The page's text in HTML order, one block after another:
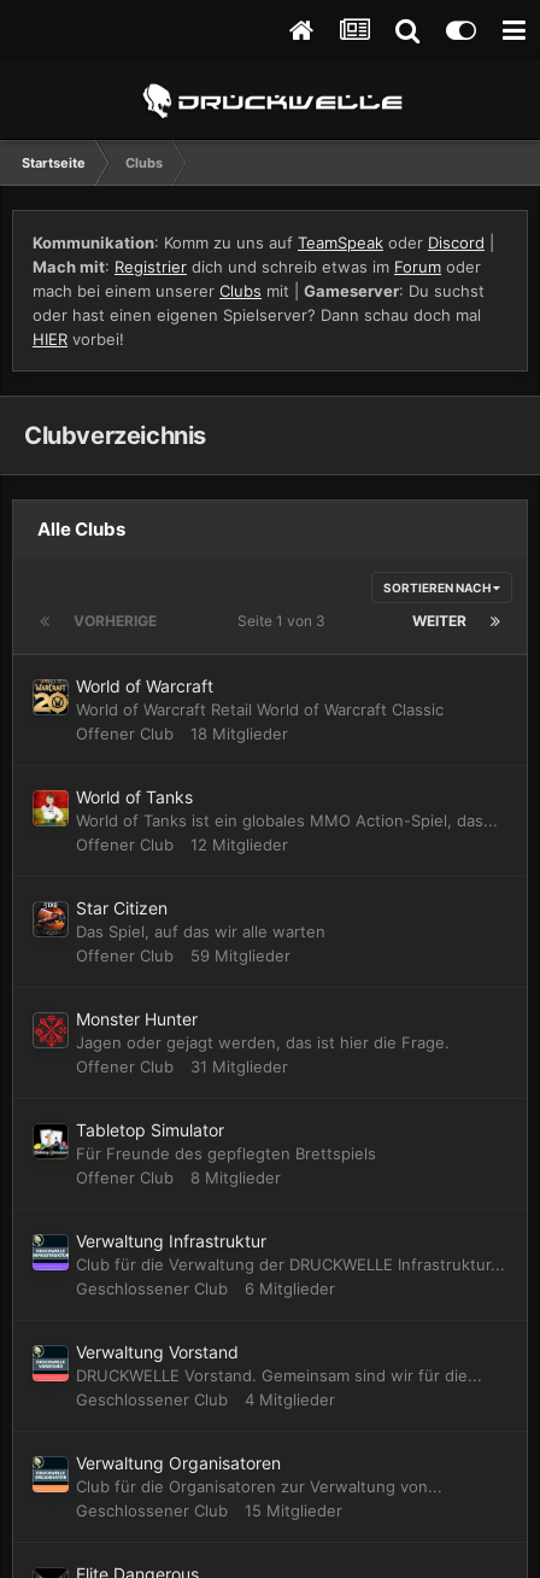
Startseite Clubs
Kommunikation: Komm zu uns auf TeamSpeak oder Discord
Mach mit: Registrier dich und schreib etwas im Forum oder
mach bei einem unserer Clubs mit | Gameserver: Du suchst
oder hast einen eigenen Spielserver? Dann schau doch mal
HIER vorbei!
Clubverzeichnis
Alle Clubs
SORTIEREN NACH
VORHERIGE WEITER
Seite 1 von 3
World of Warcraft
World of Warcraft Retail World of Warcraft Classic
Offener Club
18 Mitglieder
World of Tanks
World of Tanks ist ein globales MMO Action-Spiel, das...
Offener Club
12 Mitglieder
Star Citizen
Das Spiel, auf das wir alle warten
Offener Club
59 Mitglieder
Monster Hunter
Jagen oder gejagt werden, das ist hier die Frage.
Offener Club
31 Mitglieder
Tabletop Simulator
Für Freunde des gepflegten Brettspiels
Offener Club
8 Mitglieder
Verwaltung Infrastruktur
Club für die Verwaltung der DRUCKWELLE Infrastruktur...
Geschlossener Club
6 Mitglieder
Verwaltung Vorstand
DRUCKWELLE Vorstand. Gemeinsam sind wir für die...
Geschlossener Club
4 Mitglieder
Verwaltung Organisatoren
Club für die Organisatoren zur Verwaltung von...
Geschlossener Club
15 Mitglieder
Elite Dangerous